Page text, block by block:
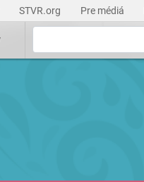
STVR.org Pre médiá